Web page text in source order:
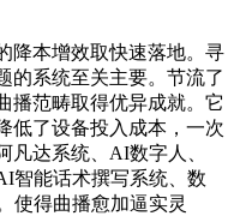
本增效取快速落地。寻
的系统至关主要。节流了
播范畴取得优异成就。它
低了设备投入成本，一次
凡达系统、AI数字人、
智能话术撰写系统、数
使得曲播愈加逼实灵